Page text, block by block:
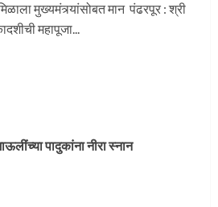
मुख्यमंत्र्यांसोबत मान पंढरपूर : श्री
महापूजा...
पादुकांना नीरा स्नान